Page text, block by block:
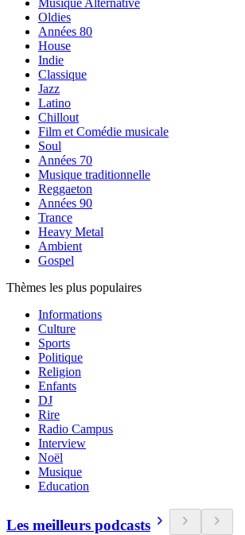
Musique Alternative
Oldies
Années 80
House
Indie
Classique
Jazz
Latino
Chillout
Film et Comédie musicale
Soul
Années 70
Musique traditionnelle
Reggaeton
Années 90
Trance
Heavy Metal
Ambient
Gospel
Thèmes les plus populaires
Informations
Culture
Sports
Politique
Religion
Enfants
DJ
Rire
Radio Campus
Interview
Noël
Musique
Education
Les meilleurs podcasts